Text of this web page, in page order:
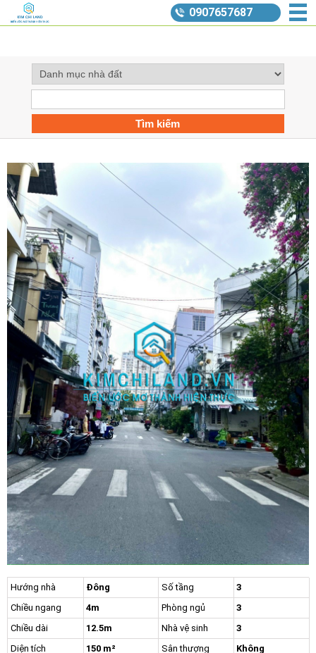
Hướng nhà Đông Số tầng
3
Chiều ngang
4m Phòng ngủ
3
Chiều dài
12.5m Nhà vệ sinh
3
Diện tích
150 m² Sân thượng
Không
0907657687